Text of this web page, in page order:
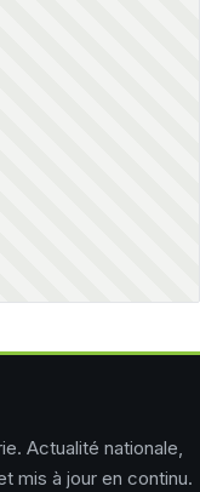
Actualité nationale,
mis à jour en continu.